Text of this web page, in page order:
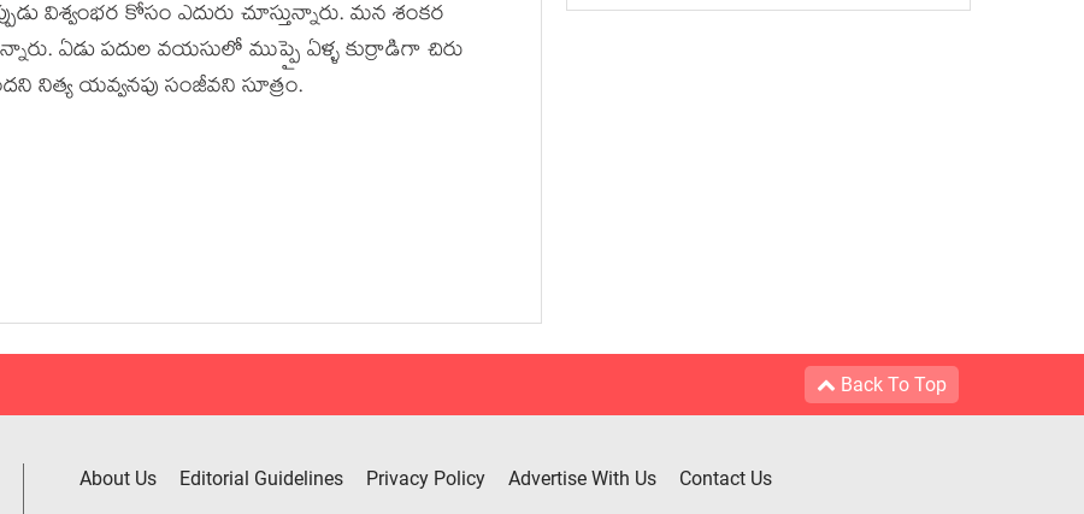
కోసం ఎదురు చూస్తున్నారు. మన శంకర
ఏడు పదుల వయసులో ముప్పై ఏళ్ళ కుర్రాడిగా చిరు
నిత్య యవ్వనపు సంజీవని సూత్రం.
Back To Top
About Us Editorial Guidelines Privacy Policy Advertise With Us Contact Us